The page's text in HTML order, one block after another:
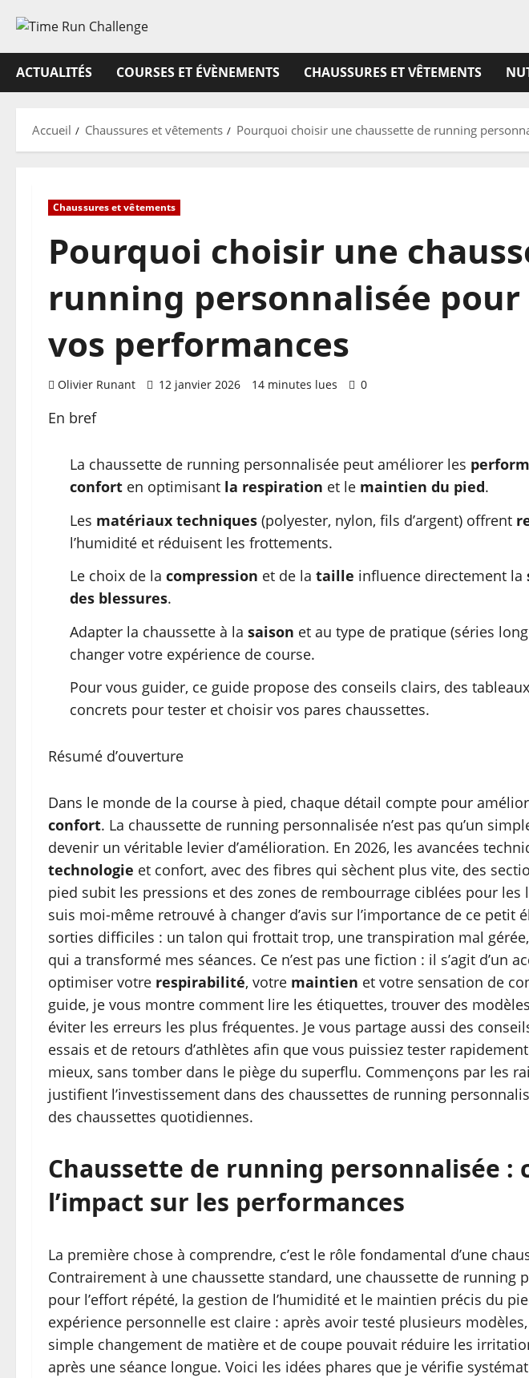
contenu
ACTUALITÉS
COURSES ET ÉVÈNEMENTS CHAUSSURES ET VÊTEMENTS
Accueil Chaussures et vêtements Pourquoi choisir une chaussette de running
Chaussures et vêtements
Pourquoi choisir une
running personnalisée
vos performances
Olivier Runant 12 janvier 2026 14 minutes lues 0
En bref
La chaussette de running personnalisée peut améliorer les
confort en optimisant la respiration et le maintien du pied.
Les matériaux techniques (polyester, nylon, fils d’argent) offrent
l’humidité et réduisent les frottements.
Le choix de la compression et de la taille influence directement la
des blessures.
Adapter la chaussette à la saison et au type de pratique (séries
changer votre expérience de course.
Pour vous guider, ce guide propose des conseils clairs, des
concrets pour tester et choisir vos pares chaussettes.
Résumé d’ouverture
Dans le monde de la course à pied, chaque détail compte pour
confort. La chaussette de running personnalisée n’est pas qu’un
devenir un véritable levier d’amélioration. En 2026, les avancées
technologie et confort, avec des fibres qui sèchent plus vite, des
pied subit les pressions et des zones de rembourrage ciblées pour les
suis moi-même retrouvé à changer d’avis sur l’importance de ce petit
sorties difficiles : un talon qui frottait trop, une transpiration mal
qui a transformé mes séances. Ce n’est pas une fiction : il s’agit d’un
optimiser votre respirabilité, votre maintien et votre sensation de
guide, je vous montre comment lire les étiquettes, trouver des
éviter les erreurs les plus fréquentes. Je vous partage aussi des
essais et de retours d’athlètes afin que vous puissiez tester
mieux, sans tomber dans le piège du superflu. Commençons par les
justifient l’investissement dans des chaussettes de running
des chaussettes quotidiennes.
Chaussette de running personnalisée :
l’impact sur les performances
La première chose à comprendre, c’est le rôle fondamental d’une
Contrairement à une chaussette standard, une chaussette de running
pour l’effort répété, la gestion de l’humidité et le maintien précis du
expérience personnelle est claire : après avoir testé plusieurs
simple changement de matière et de coupe pouvait réduire les
après une séance longue. Voici les idées phares que je vérifie